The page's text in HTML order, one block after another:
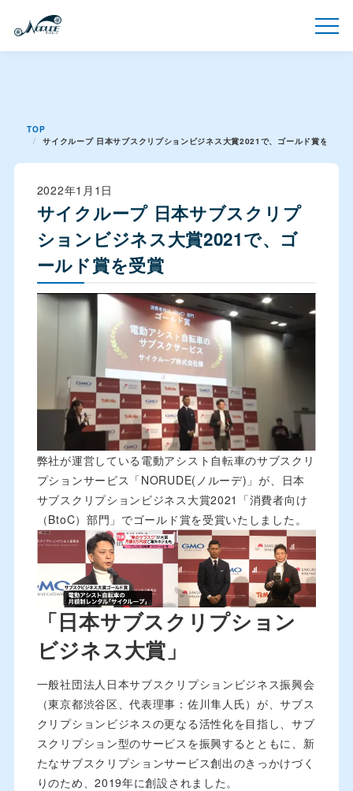
TOP
サイクループ 日本サブスクリプションビジネス大賞2021で、ゴールド賞を受賞
2022年1月1日
サイクループ 日本サブスクリプ
ションビジネス大賞2021で、ゴ
ールド賞を受賞
弊社が運営している電動アシスト自転車のサブスクリ
プションサービス「NORUDE(ノルーデ)」が、
日本
サブスクリプションビジネス大賞2021「消費者向け
（BtoC）部門」でゴールド賞を受賞いたしました。
「日本サブスクリプション
ビジネス大賞」
一般社団法人日本サブスクリプションビジネス振興会
（東京都渋谷区、代表理事：佐川隼人氏）が、サブス
クリプションビジネスの更なる活性化を目指し、サブ
スクリプション型のサービスを振興するとともに、新
たなサブスクリプションサービス創出のきっかけづく
りのため、2019年に創設されました。